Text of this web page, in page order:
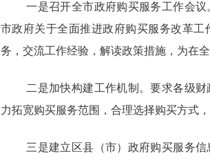
一是召开全市政府购买服务工作会
市政府关于全面推进政府购买服务改革
务，交流工作经验，解读政策措施，为在
二是加快构建工作机制。要求各级
力拓宽购买服务范围，合理选择购买方式
三是建立区县（市）政府购买服务